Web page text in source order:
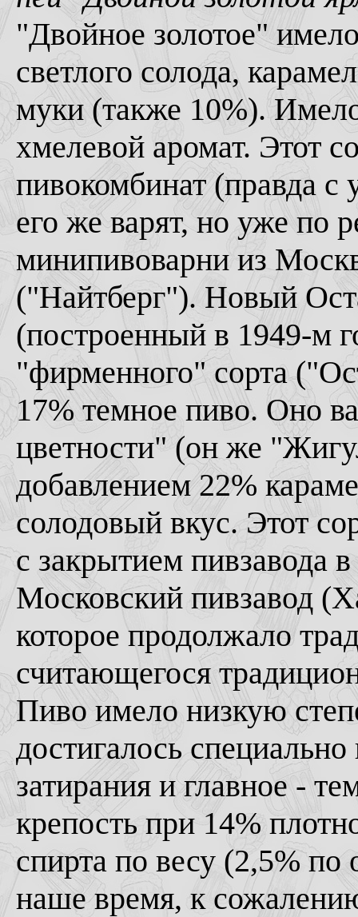
"Двойное золотое"
светлого солода,
муки (также 10%).
хмелевой аромат. Этот
пивокомбинат (правда
его же варят, но уже по
минипивоварни из
("Найтберг"). Новый
(построенный в 1949-м
"фирменного" сорта
17% темное пиво. Оно
цветности" (он же
добавлением 22%
солодовый вкус. Этот
с закрытием
Московский пивзавод
которое продолжало
считающегося
Пиво имело низкую
достигалось
затирания и главное -
крепость при 14%
спирта по весу (2,5%
наше время, к